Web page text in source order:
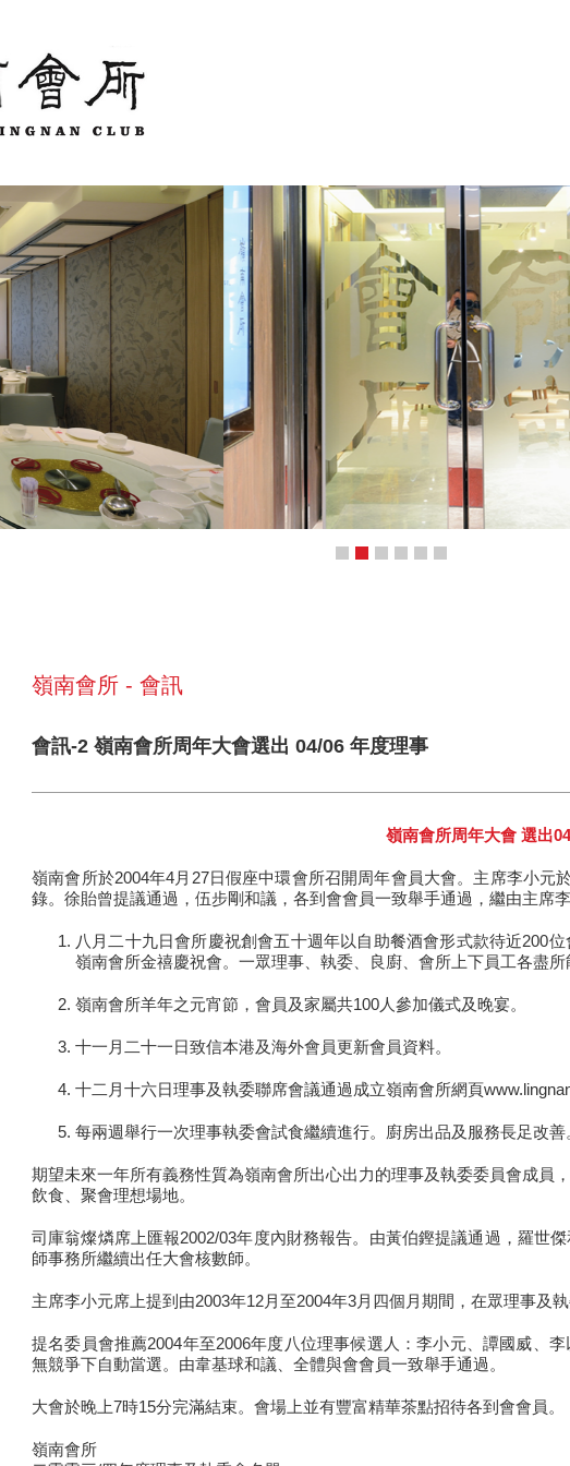
嶺南會所 - 會訊
會訊-2 嶺南會所周年大會選出 04/06 年度理事
嶺南會所周年大會 選出
嶺南會所於2004年4月27日假座中環會所召開周年會員大會。主席李小
錄。徐貽曾提議通過，伍步剛和議，各到會會員一致舉手通過，繼由主席
八月二十九日會所慶祝創會五十週年以自助餐酒會形式款待近200
嶺南會所金禧慶祝會。一眾理事、執委、良廚、會所上下員工各盡所
嶺南會所羊年之元宵節，會員及家屬共100人參加儀式及晚宴。
十一月二十一日致信本港及海外會員更新會員資料。
十二月十六日理事及執委聯席會議通過成立嶺南會所網頁
每兩週舉行一次理事執委會試食繼續進行。廚房出品及服務長足改善
期望未來一年所有義務性質為嶺南會所出心出力的理事及執委委員會成員
飲食、聚會理想場地。
司庫翁燦燐席上匯報2002/03年度內財務報告。由黃伯鏗提議通過，羅世
師事務所繼續出任大會核數師。
主席李小元席上提到由2003年12月至2004年3月四個月期間，在眾理事及
提名委員會推薦2004年至2006年度八位理事候選人：李小元、譚國威、
無競爭下自動當選。由韋基球和議、全體與會會員一致舉手通過。
大會於晚上7時15分完滿結束。會場上並有豐富精華茶點招待各到會會員。
嶺南會所